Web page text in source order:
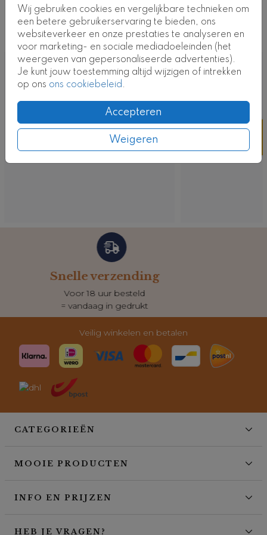
Wij gebruiken cookies en vergelijkbare technieken om
een betere gebruikerservaring te bieden, ons
websiteverkeer en onze prestaties te analyseren en
voor marketing- en sociale mediadoeleinden (het
weergeven van gepersonaliseerde advertenties).
Je kunt jouw toestemming altijd wijzigen of intrekken
op ons ons cookiebeleid.
Accepteren
Weigeren
Deze ontwerpen vind je misschien ook
leuk
Klantenservice
Dagelijks bereikbaar
Veilig winkelen en betalen
CATEGORIEËN
MOOIE PRODUCTEN
INFO EN PRIJZEN
HEB JE VRAGEN?